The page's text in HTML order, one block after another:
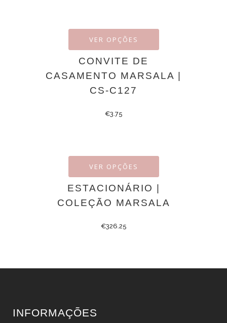
VER OPÇÕES
CONVITE DE
CASAMENTO MARSALA |
CS-C127
€3.75
VER OPÇÕES
ESTACIONÁRIO |
COLEÇÃO MARSALA
€326.25
INFORMAÇÕES